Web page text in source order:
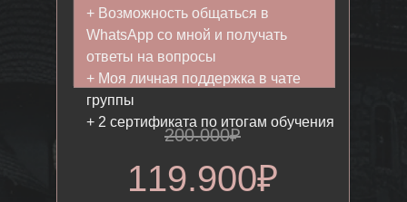
+ Возможность общаться в
WhatsApp со мной и получать
ответы на вопросы
+ Моя личная поддержка в чате
группы
+ 2 сертификата по итогам обучения
200.000₽
119.900₽